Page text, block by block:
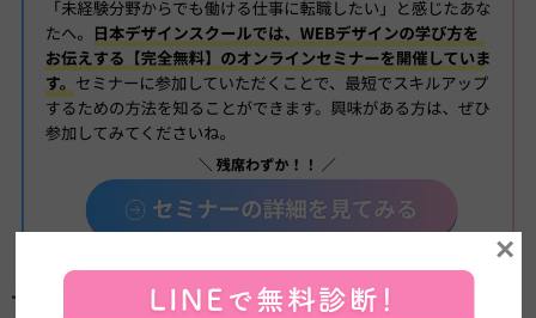
デザインスキルを身につけて大きな自信に！ゆ
×